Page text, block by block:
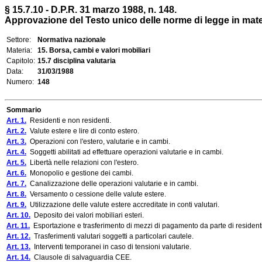
§ 15.7.10 - D.P.R. 31 marzo 1988, n. 148.
Approvazione del Testo unico delle norme di legge in
Settore:
Normativa nazionale
Materia:
15. Borsa, cambi e valori mobiliari
Capitolo: 15.7 disciplina valutaria
Data:
31/03/1988
Numero: 148
Sommario
Art. 1. Residenti e non residenti.
Art. 2. Valute estere e lire di conto estero.
Art. 3. Operazioni con l'estero, valutarie e in cambi.
Art. 4. Soggetti abilitati ad effettuare operazioni valutarie e in cambi.
Art. 5. Libertà nelle relazioni con l'estero.
Art. 6. Monopolio e gestione dei cambi.
Art. 7. Canalizzazione delle operazioni valutarie e in cambi.
Art. 8. Versamento o cessione delle valute estere.
Art. 9. Utilizzazione delle valute estere accreditate in conti valutari.
Art. 10. Deposito dei valori mobiliari esteri.
Art. 11. Esportazione e trasferimento di mezzi di pagamento da parte di
Art. 12. Trasferimenti valutari soggetti a particolari cautele.
Art. 13. Interventi temporanei in caso di tensioni valutarie.
Art. 14. Clausole di salvaguardia CEE.